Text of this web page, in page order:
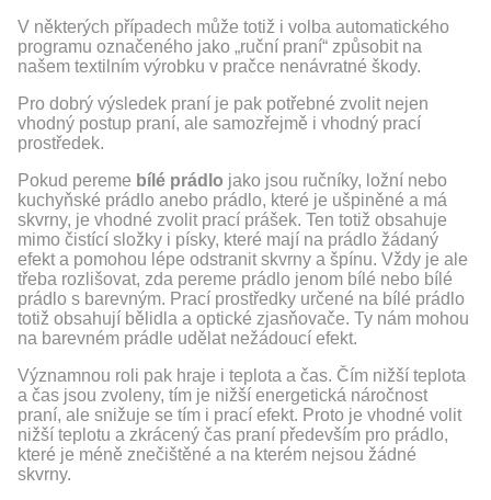
V některých případech může totiž i volba automatického
programu označeného jako „ruční praní“ způsobit na
našem textilním výrobku v pračce nenávratné škody.
Pro dobrý výsledek praní je pak potřebné zvolit nejen
vhodný postup praní, ale samozřejmě i vhodný prací
prostředek.
Pokud pereme bílé prádlo jako jsou ručníky, ložní nebo
kuchyňské prádlo anebo prádlo, které je ušpiněné a má
skvrny, je vhodné zvolit prací prášek. Ten totiž obsahuje
mimo čistící složky i písky, které mají na prádlo žádaný
efekt a pomohou lépe odstranit skvrny a špínu. Vždy je ale
třeba rozlišovat, zda pereme prádlo jenom bílé nebo bílé
prádlo s barevným. Prací prostředky určené na bílé prádlo
totiž obsahují bělidla a optické zjasňovače. Ty nám mohou
na barevném prádle udělat nežádoucí efekt.
Významnou roli pak hraje i teplota a čas. Čím nižší teplota
a čas jsou zvoleny, tím je nižší energetická náročnost
praní, ale snižuje se tím i prací efekt. Proto je vhodné volit
nižší teplotu a zkrácený čas praní především pro prádlo,
které je méně znečištěné a na kterém nejsou žádné
skvrny.